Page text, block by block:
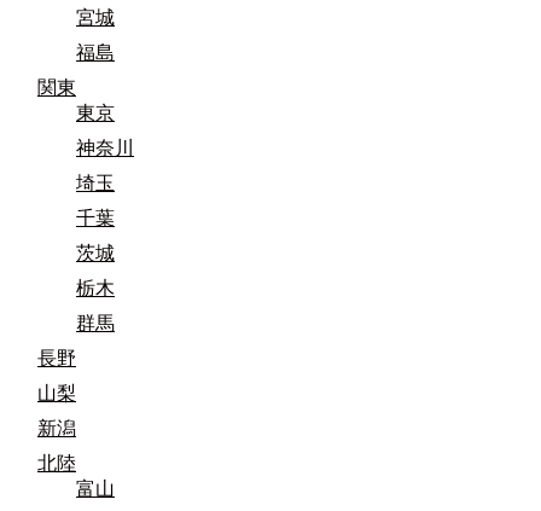
宮城
福島
関東
東京
神奈川
埼玉
千葉
茨城
栃木
群馬
長野
山梨
新潟
北陸
富山